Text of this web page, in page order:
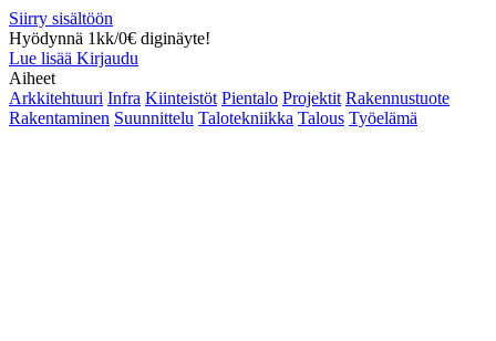
Siirry sisältöön
Hyödynnä 1kk/0€ diginäyte!
Lue lisää Kirjaudu
Aiheet
Arkkitehtuuri Infra Kiinteistöt Pientalo Projektit Rakennustuote
Rakentaminen Suunnittelu Talotekniikka Talous Työelämä